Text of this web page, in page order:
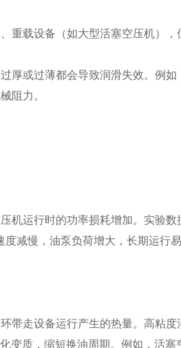
重载设备（如大型活塞空压机），
厚或过薄都会导致润滑失效。例
阻力。
机运行时的功率损耗增加。实验
度减慢，油泵负荷增大，长期运行
带走设备运行产生的热量。高粘
变质，缩短换油周期。例如，活